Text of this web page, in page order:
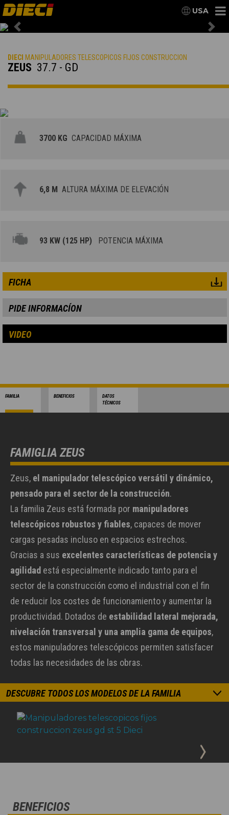
USA
Previous
DIECI MANIPULADORES TELESCOPICOS FIJOS CONSTRUCCION
ZEUS 37.7 - GD
3700 KG CAPACIDAD MÁXIMA
6,8 M ALTURA MÁXIMA DE ELEVACIÓN
93 KW (125 HP) POTENCIA MÁXIMA
FICHA
PIDE INFORMACÍON
VIDEO
FAMILIA BENEFICIOS
DATOS
TÉCNICOS
FAMIGLIA ZEUS
Zeus, el manipulador telescópico versátil y dinámico,
pensado para el sector de la construcción.
La familia Zeus está formada por manipuladores
telescópicos robustos y fiables, capaces de mover
cargas pesadas incluso en espacios estrechos.
Gracias a sus excelentes características de potencia y
agilidad está especialmente indicado tanto para el
sector de la construcción como el industrial con el fin
de reducir los costes de funcionamiento y aumentar la
productividad. Dotados de estabilidad lateral mejorada,
nivelación transversal y una amplia gama de equipos,
estos manipuladores telescópicos permiten satisfacer
todas las necesidades de las obras.
DESCUBRE TODOS LOS MODELOS DE LA FAMILIA
BENEFICIOS